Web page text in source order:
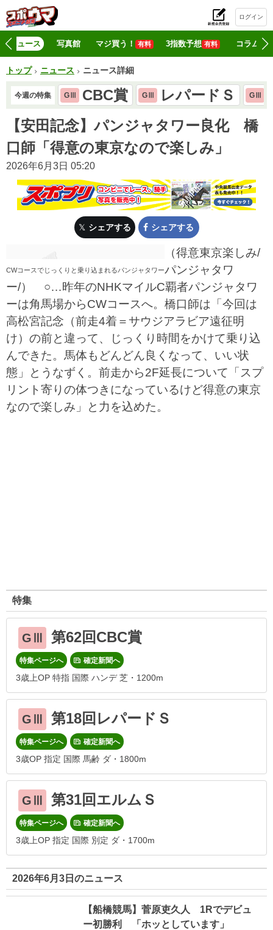
ログイン
ニュース 写真館 マジ買う！ 有料 3指数予想 有料 コラム
トップ ニュース ニュース詳細
今週の特集 GⅢ CBC賞 GⅢ レパードＳ GⅢ
【安田記念】パンジャタワー良化 橋
口師「得意の東京なので楽しみ」
2026年6月3日 05:20
シェアする シェアする
CWコースでじっくりと乗り込まれるパンジャタワー
（得意東京楽しみ/
パンジャタワ
ー/） ○…昨年のNHKマイルC覇者パンジャタワ
ーは角馬場からCWコースへ。橋口師は「今回は
高松宮記念（前走4着＝サウジアラビア遠征明
け）の前と違って、じっくり時間をかけて乗り込
んできた。馬体もどんどん良くなって、いい状
態」とうなずく。前走から2F延長について「スプ
リント寄りの体つきになっているけど得意の東京
なので楽しみ」と力を込めた。
特集
GⅢ 第62回CBC賞
特集ページへ 確定新聞へ
3歳上OP 特指 国際 ハンデ 芝・1200m
GⅢ 第18回レパードＳ
特集ページへ 確定新聞へ
3歳OP 指定 国際 馬齢 ダ・1800m
GⅢ 第31回エルムＳ
特集ページへ 確定新聞へ
3歳上OP 指定 国際 別定 ダ・1700m
2026年6月3日のニュース
【船橋競馬】菅原吏久人 1Rでデビュ
ー初勝利 「ホッとしています」